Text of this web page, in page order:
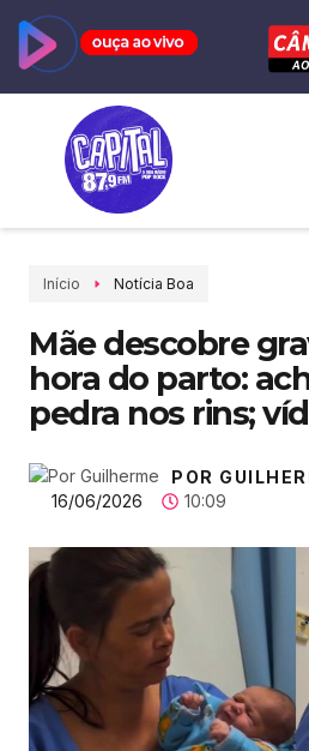
Início Notícia Boa
Mãe descobre
hora do parto:
pedra nos rins;
POR
16/06/2026
10:09